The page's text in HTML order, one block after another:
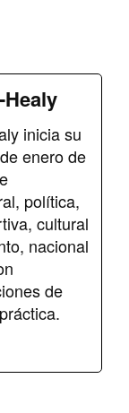
inicia su
enero de
política,
cultural
nacional
de